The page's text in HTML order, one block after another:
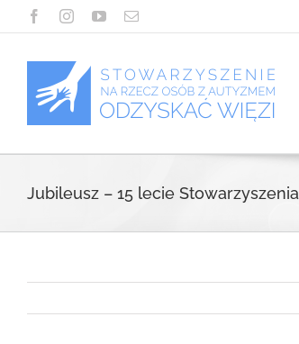
Przejdź
FacebookInstagramYouTubeEmail
Jubileusz – 15 lecie Stowarzyszenia